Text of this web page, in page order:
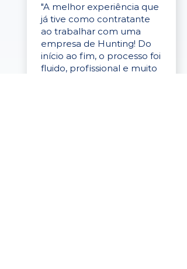
"A melhor experiência que
já tive como contratante
ao trabalhar com uma
empresa de Hunting! Do
início ao fim, o processo foi
fluido, profissional e muito